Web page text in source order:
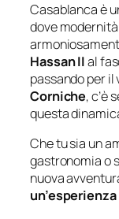
Casablanca è
dove
Hassan IIal
passando per
Corniche, c’è
questa
Che tu sia un
gastronomia o
nuova